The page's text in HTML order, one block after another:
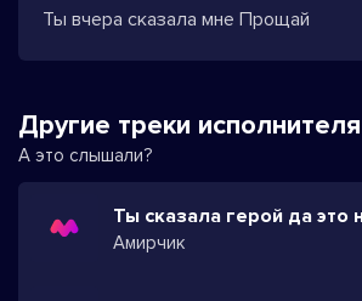
Ты вчера сказала мне Прощай
Другие треки исполнителя
А это слышали?
Амирчик